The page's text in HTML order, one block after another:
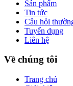
Sản phẩm
Tin tức
Câu hỏi
Tuyển dụng
Liên hệ
Về chúng tôi
Trang chủ